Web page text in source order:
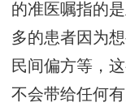
的准医嘱指的
多的患者因为
民间偏方等，
不会带给任何